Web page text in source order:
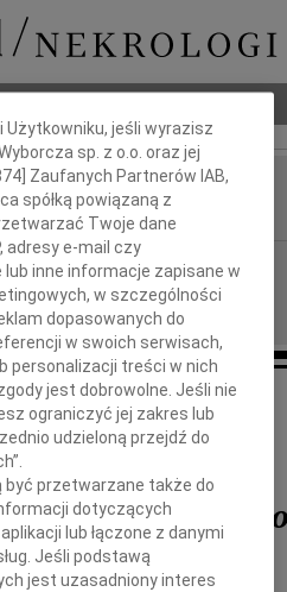
przyjęliśmy wiadomość o śmierci
Użytkowniku, jeśli wyrazisz
sp. z o.o. oraz jej
] Zaufanych Partnerów IAB,
spółką powiązaną z
Twoje dane
adresy e-mail czy
inne informacje zapisane w
w szczególności
dopasowanych do
w swoich serwisach,
personalizacji treści w nich
jest dobrowolne. Jeśli nie
ograniczyć jej zakres lub
udzieloną przejdź do
być przetwarzane także do
dotyczących
lub łączone z danymi
Jeśli podstawą
jest uzasadniony interes